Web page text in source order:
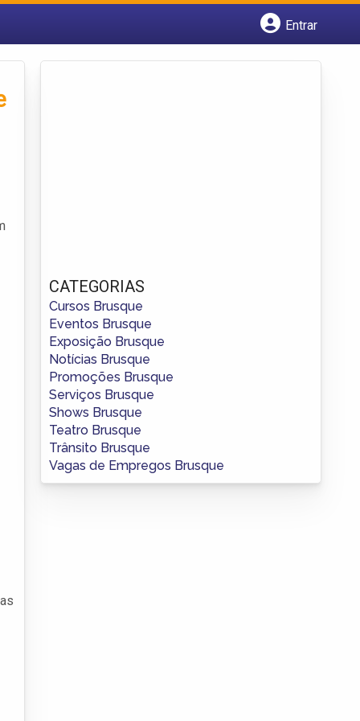
Entrar
CATEGORIAS
Cursos Brusque
Eventos Brusque
Exposição Brusque
Notícias Brusque
Promoções Brusque
Serviços Brusque
Shows Brusque
Teatro Brusque
Trânsito Brusque
Vagas de Empregos Brusque